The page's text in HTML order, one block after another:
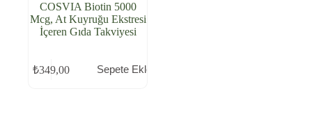
COSVIA Biotin 5000
Mcg, At Kuyruğu Ekstresi
İçeren Gıda Takviyesi
₺349,00 Sepete Ekle